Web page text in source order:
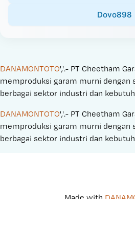
Dovo898
DANAMONTOTO','.- PT Cheetham
memproduksi garam murni dengan
berbagai sektor industri dan
DANAMONTOTO','.- PT Cheetham
memproduksi garam murni dengan
berbagai sektor industri dan
Made with